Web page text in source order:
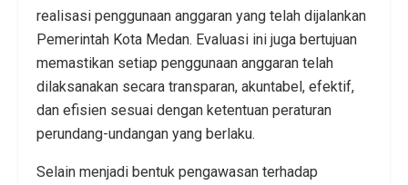
realisasi penggunaan anggaran yang telah dijalankan
Pemerintah Kota Medan. Evaluasi ini juga bertujuan
memastikan setiap penggunaan anggaran telah
dilaksanakan secara transparan, akuntabel, efektif,
dan efisien sesuai dengan ketentuan peraturan
perundang-undangan yang berlaku.
Selain menjadi bentuk pengawasan terhadap